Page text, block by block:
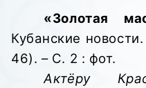
«Золотая
Кубанские
46). – С. 2 : фот.
Актёру